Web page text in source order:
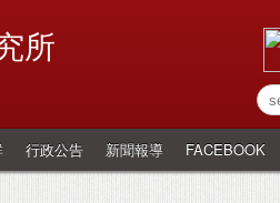
所
行政公告 新聞報導 FACEBOOK